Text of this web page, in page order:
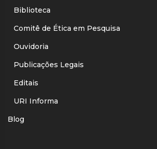
Biblioteca
Comitê de Ética em Pesquisa
Ouvidoria
Publicações Legais
Editais
URI Informa
Blog